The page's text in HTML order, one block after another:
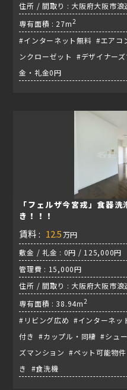
住所 / 間取り : 大阪府大阪市浪
専有面積 : 27m2
#インターネット無料 #エア
ンクローゼット #デザイナー
金・礼金0円
「フェルザ今宮戎」食器
き！！！
賃料 : 12.5 万円
敷金 / 礼金 : 0円 / 125,000円
管理費 : 15,000円
住所 / 間取り : 大阪府大阪市浪
専有面積 : 38.94m2
#リビング広め #インターネ
付き #カップル・同棲 #シュ
ズマンション #ペット可能物
き #食洗機